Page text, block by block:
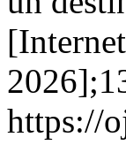
https://